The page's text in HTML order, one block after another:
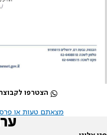
הצטרפו
מצאתם טעות או